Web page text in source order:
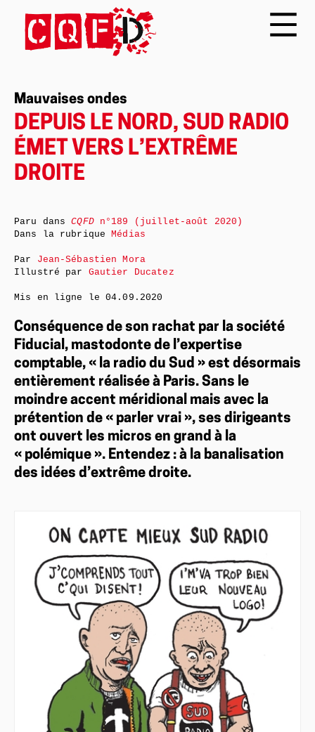
Mauvaises ondes
DEPUIS LE NORD, SUD RADIO
ÉMET VERS L’EXTRÊME
DROITE
Conséquence de son rachat par la société
Fiducial, mastodonte de l’expertise
comptable, « la radio du Sud » est désormais
entièrement réalisée à Paris. Sans le
moindre accent méridional mais avec la
prétention de « parler vrai », ses dirigeants
ont ouvert les micros en grand à la
« polémique ». Entendez : à la banalisation
des idées d’extrême droite.
Paru dansCQFDn°189 (juillet-août 2020)
Dans la rubriqueMédias
Par Jean-Sébastien Mora
Illustré par Gautier Ducatez
Mis en ligne le04.09.2020